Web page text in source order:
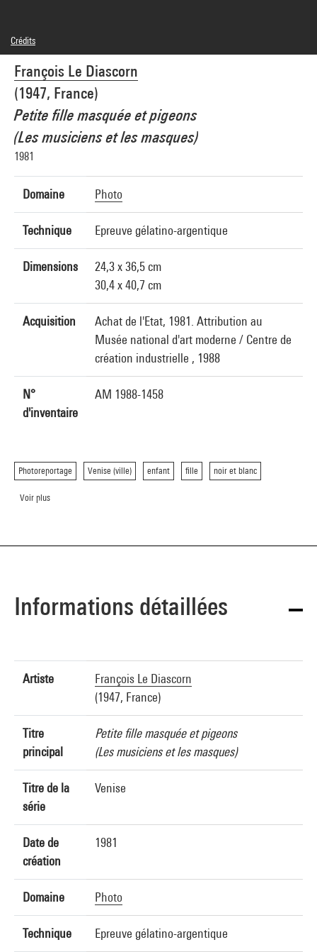
François Le Diascorn
(1947, France)
Petite fille masquée et pigeons
(Les musiciens et les masques)
1981
Domaine Photo
Technique Epreuve gélatino-argentique
Dimensions
24,3 x 36,5 cm
30,4 x 40,7 cm
Acquisition
Achat de l'Etat, 1981. Attribution au
Musée national d'art moderne / Centre de
création industrielle , 1988
N°
d'inventaire
AM 1988-1458
Photoreportage Venise (ville) enfant fille noir et blanc
Voir plus
Crédits
© François LE DIASCORN / GAMMA-RAPHO
Crédit photographique : Centre Pompidou, MNAM-CCI/Georges Meguerditchian/Dist.
GrandPalaisRmn
Réf. image : 4N58267
Diffusion image : GrandPalaisRmnPhoto
Informations détaillées
Artiste
François Le Diascorn
(1947, France)
Titre
principal
Petite fille masquée et pigeons
(Les musiciens et les masques)
Titre de la
série
Venise
Date de
création
1981
Domaine Photo
Technique Epreuve gélatino-argentique